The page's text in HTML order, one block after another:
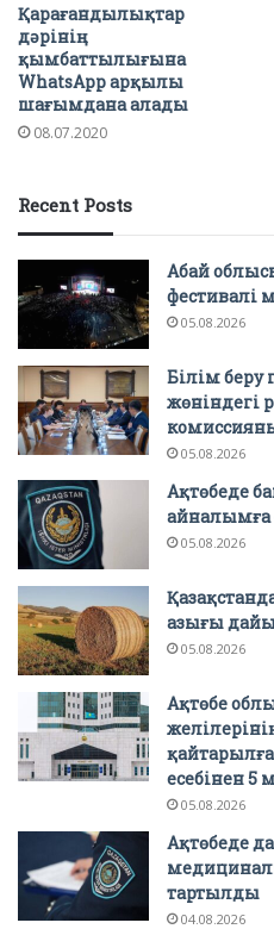
Қарағандылықтар
дәрінің
қымбаттылығына
WhatsАpp арқылы
шағымдана алады
08.07.2020
Recent Posts
Абай
фестивалі
05.08.2026
Білім беру
жөніндегі
05.08.2026
Ақтөбеде
айналымға
05.08.2026
азығы
05.08.2026
Ақтөбе
есебінен 5
05.08.2026
Ақтөбеде
тартылды
04.08.2026